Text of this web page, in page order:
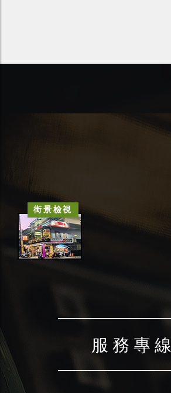
街景檢視
服 務 專 線